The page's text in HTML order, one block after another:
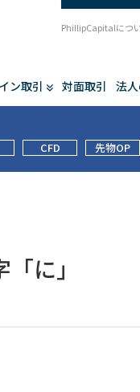
ン取引 対面取引 法
PhillipCapitalにつ
CFD 先物OP
に」